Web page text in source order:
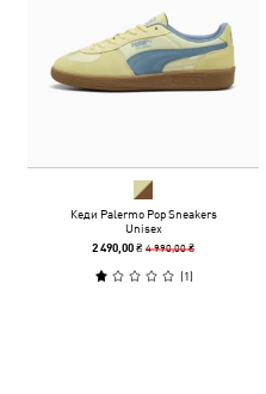
Кеди Palermo Pop Sneakers
Unisex
2 490,00 ₴4 990,00 ₴
(1)